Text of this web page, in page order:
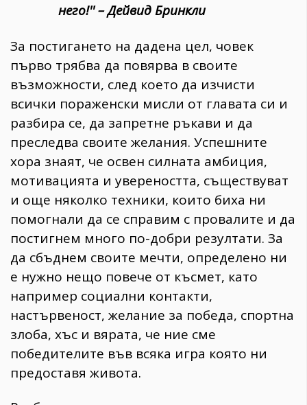
него!'' – Дейвид Бринкли
За постигането на дадена цел, човек
първо трябва да повярва в своите
възможности, след което да изчисти
всички пораженски мисли от главата си и
разбира се, да запретне ръкави и да
преследва своите желания. Успешните
хора знаят, че освен силната амбиция,
мотивацията и увереността, съществуват
и още няколко техники, които биха ни
помогнали да се справим с провалите и да
постигнем много по-добри резултати. За
да сбъднем своите мечти, определено ни
е нужно нещо повече от късмет, като
например социални контакти,
настървеност, желание за победа, спортна
злоба, хъс и вярата, че ние сме
победителите във всяка игра която ни
предоставя живота.